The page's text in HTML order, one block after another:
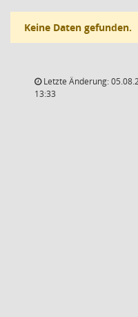
Keine Daten gefunden.
Letzte Änderung:
13:33